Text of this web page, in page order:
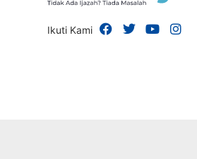
Ikuti Kami